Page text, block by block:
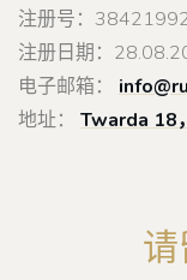
注册号：
注册日期：
电子邮箱：
地址： Twarda 18